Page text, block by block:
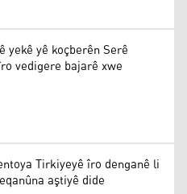
yekê yê koçberên Serê
vedigere bajarê xwe
Tirkiyeyê îro denganê li
aştiyê dide